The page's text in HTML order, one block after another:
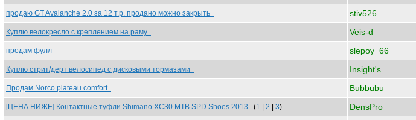
продаю GT Avalanche 2.0 за 12 т.р. продано можно закрыть stiv526
Куплю велокресло с креплением на раму Veis-d
продам фулл slepoy_66
Куплю стрит/дерт велосипед с дисковыми тормазами Insight's
Продам Norco plateau comfort Bubbubu
[ЦЕНА НИЖЕ] Контактные туфли Shimano XC30 MTB SPD Shoes 2013 (1 2 3) DensPro